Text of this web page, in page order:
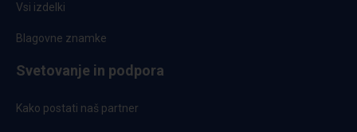
Vsi izdelki
Blagovne znamke
Svetovanje in podpora
Kako postati naš partner